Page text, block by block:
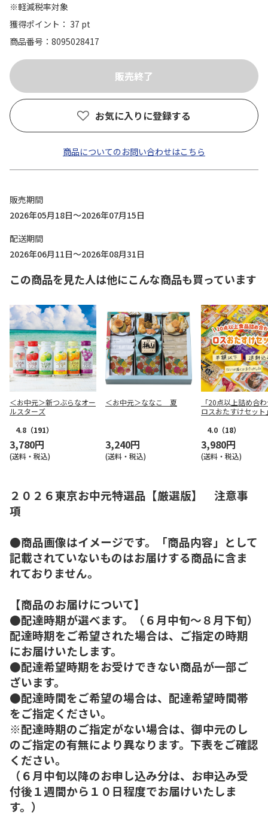
※軽減税率対象
獲得ポイント： 37 pt
商品番号
8095028417
お気に入りに登録する
商品についてのお問い合わせはこちら
販売期間
2026年05月18日～2026年07月15日
配送期間
2026年06月11日～2026年08月31日
この商品を見た人は他にこんな商品も買っています
＜お中元＞新つぶらなオー
ルスターズ
4.8 （191）
3,780円
(送料・税込)
＜お中元＞ななこ 夏
3,240円
(送料・税込)
「20点以上詰め合
ロスおたすけセット
4.0 （18）
3,980円
(送料・税込)
２０２６東京お中元特選品【厳選版】 注意事
項
●商品画像はイメージです。「商品内容」として
記載されていないものはお届けする商品に含ま
れておりません。
【商品のお届けについて】
●配達時期が選べます。（６月中旬～８月下旬）
配達時期をご希望された場合は、ご指定の時期
にお届けいたします。
●配達希望時期をお受けできない商品が一部ご
ざいます。
●配達時間をご希望の場合は、配達希望時間帯
をご指定ください。
※配達時期のご指定がない場合は、御中元のし
のご指定の有無により異なります。下表をご確認
ください。
（６月中旬以降のお申し込み分は、お申込み受
付後１週間から１０日程度でお届けいたしま
す。）